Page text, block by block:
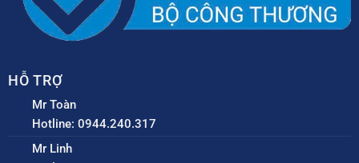
HỖ TRỢ
Mr Toàn
Hotline: 0944.240.317
Mr Linh